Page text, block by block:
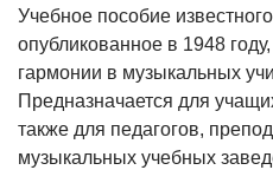
Учебное пособие
опубликованное в 1948
гармонии в музыкальных
Предназначается для
также для педагогов,
музыкальных учебных